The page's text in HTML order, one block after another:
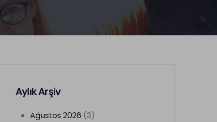
Aylık Arşiv
Ağustos 2026 (3)